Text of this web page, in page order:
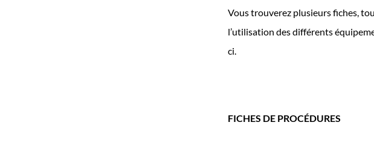
Vous trouverez plusieurs fiches,
l’utilisation des différents
ci.
FICHES DE PROCÉDURES